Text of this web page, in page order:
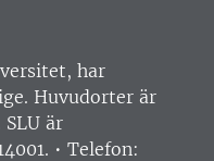
har
Huvudorter är
SLU är
• Telefon: